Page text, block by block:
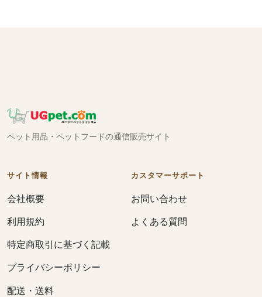
ペット用品・ペットフードの通信販売サイト
サイト情報
会社概要
利用規約
特定商取引に基づく記載
プライバシーポリシー
配送・送料
カスタマーサポート
お問い合わせ
よくある質問